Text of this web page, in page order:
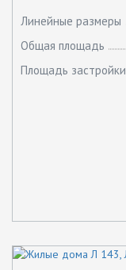
Линейные размеры
Общая площадь
Площадь застройки